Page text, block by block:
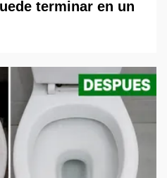
terminar en un